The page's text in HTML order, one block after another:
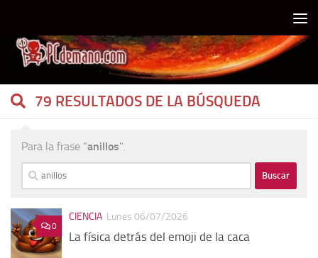
79 RESULTADOS DE LA BÚSQUEDA
Para la frase "anillos".
Buscar:
0
CIENCIA Lunes 06/07/2026
La física detrás del emoji de la caca